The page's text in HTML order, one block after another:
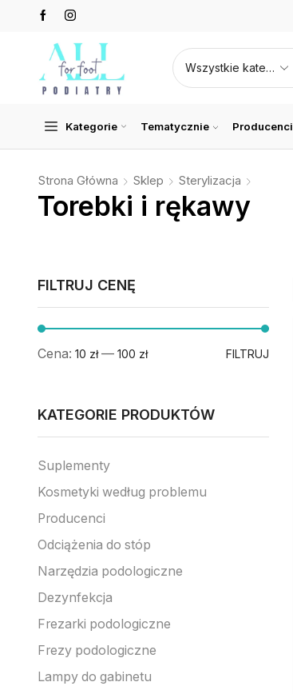
Promocje nawet do 50%
Kategorie Tematycznie Producenci
Strona Główna Sklep Sterylizacja
Torebki i rękawy
FILTRUJ CENĘ
FILTRUJ
Cena: 10 zł— 100 zł
KATEGORIE PRODUKTÓW
Suplementy
Kosmetyki według problemu
Producenci
Odciążenia do stóp
Narzędzia podologiczne
Dezynfekcja
Frezarki podologiczne
Frezy podologiczne
Lampy do gabinetu